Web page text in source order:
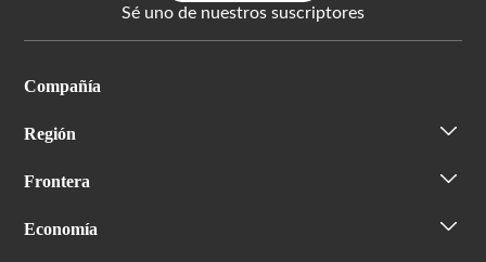
Sé uno de nuestros suscriptores
Compañía
Región
Frontera
Economía